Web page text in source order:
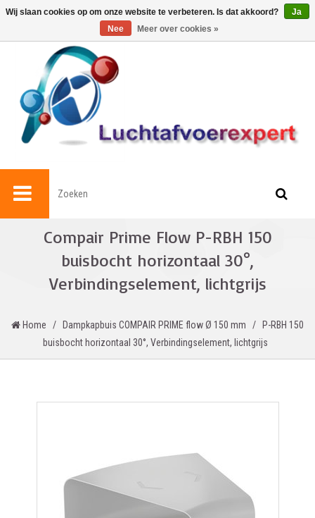
0
Compair Prime Flow P-RBH 150
buisbocht horizontaal 30°,
Verbindingselement, lichtgrijs
Home / Dampkapbuis COMPAIR PRIME flow Ø 150 mm /
P-RBH 150
buisbocht horizontaal 30°, Verbindingselement, lichtgrijs
Wij slaan cookies op om onze website te verbeteren. Is dat akkoord?
Ja
Nee
Meer over cookies »